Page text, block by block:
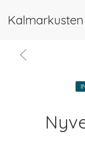
Kalmarkusten